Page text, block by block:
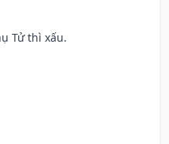
Tử thì xấu.